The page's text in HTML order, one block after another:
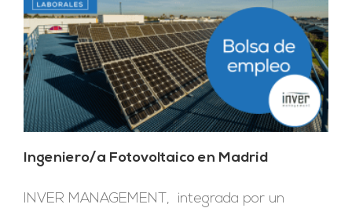
Ingeniero/a Fotovoltaico en Madrid
INVER MANAGEMENT, integrada por un